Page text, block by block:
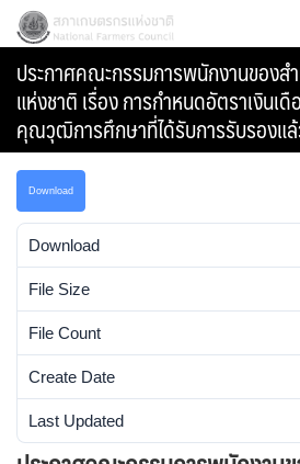
Skip
content
Search
for:
สภาเกษตรกรแห่งชาติ
ประกาศคณะกรรมการพนักงานของส
แห่งชาติ เรื่อง การกำหนดอัตราเงิน
คุณวุฒิการศึกษาที่ได้รับการรับรองแ
Download
Download
File Size
File Count
Create Date
Last Updated